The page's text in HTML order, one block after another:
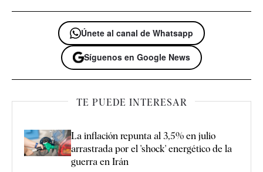
Únete al canal de Whatsapp
Síguenos en Google News
TE PUEDE INTERESAR
La inflación repunta al 3,5% en julio
arrastrada por el 'shock' energético de la
guerra en Irán